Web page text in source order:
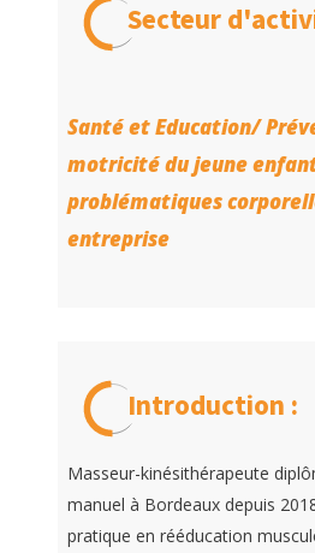
Secteur
Santé et Education/
motricité du jeune
problématiques
entreprise
Introduction :
Masseur-kinésithérapeute
manuel à Bordeaux depuis
pratique en rééducation